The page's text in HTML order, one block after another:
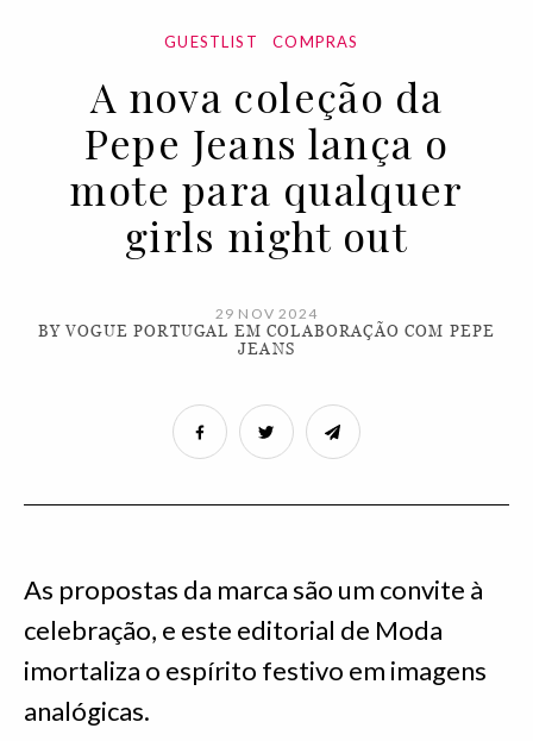
GUESTLIST COMPRAS
A nova coleção da
Pepe Jeans lança o
mote para qualquer
girls night out
29 NOV 2024
BY VOGUE PORTUGAL EM COLABORAÇÃO COM PEPE
JEANS
As propostas da marca são um convite à
celebração, e este editorial de Moda
imortaliza o espírito festivo em imagens
analógicas.